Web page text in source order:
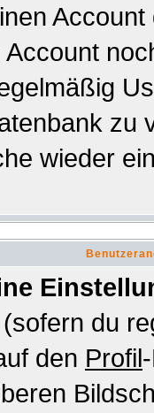
zu
wieder
du
den Profil